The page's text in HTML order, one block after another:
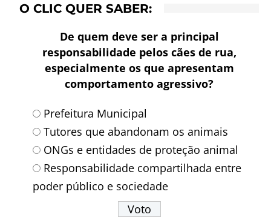
O CLIC QUER SABER:
De quem deve ser a principal
responsabilidade pelos cães de rua,
especialmente os que apresentam
comportamento agressivo?
Prefeitura Municipal
Tutores que abandonam os animais
ONGs e entidades de proteção animal
Responsabilidade compartilhada entre
poder público e sociedade